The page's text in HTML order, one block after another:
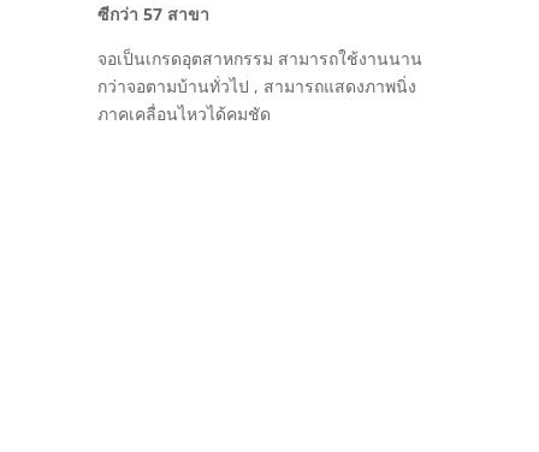
ซีกว่า 57 สาขา
จอเป็นเกรดอุตสาหกรรม สามารถใช้งานนาน
กว่าจอตามบ้านทั่วไป , สามารถแสดงภาพนิ่ง
ภาคเคลื่อนไหวได้คมชัด